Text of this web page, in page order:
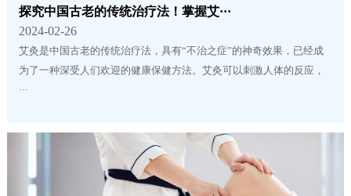
探究中国古老的传统治疗法！掌握艾···
2024-02-26
艾灸是中国古老的传统治疗法，具有“不治之症”的神奇效果，已经成
为了一种深受人们欢迎的健康保健方法。艾灸可以刺激人体的反应，
···